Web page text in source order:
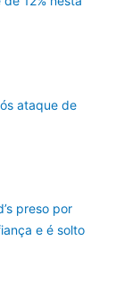
ataque de
preso por
e é solto